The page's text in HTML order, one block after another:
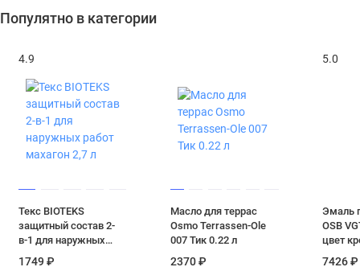
Популятно в категории
4.9
Текс BIOTEKS
защитный состав 2-
в-1 для наружных
1749 ₽
Масло для террас
Osmo Terrassen-Ole
007 Тик 0.22 л
2370 ₽
5.0
Эмаль
OSB
цвет
7426 ₽